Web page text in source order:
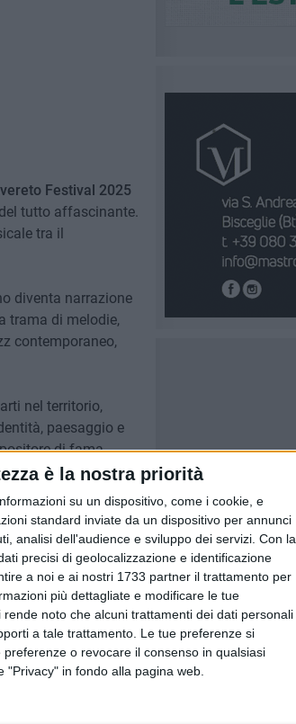
è la nostra priorità
su un dispositivo, come i cookie, e
standard inviate da un dispositivo per annunci
analisi dell'audience e sviluppo dei servizi. Con la
precisi di geolocalizzazione e identificazione
a noi e ai nostri 1733 partner il trattamento per
più dettagliate e modificare le tue
rende noto che alcuni trattamenti dei dati personali
a tale trattamento. Le tue preferenze si
o revocare il consenso in qualsiasi
in fondo alla pagina web.
Festival 2025
tutto affascinante.
tra il
diventa narrazione
trama di melodie,
contemporaneo,
nel territorio,
paesaggio e
di fama
–
su
bello è quello che
si conclude il